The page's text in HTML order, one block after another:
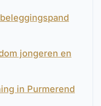
jongeren en
in Purmerend